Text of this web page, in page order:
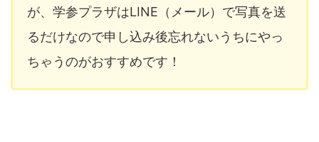
が、学参プラザはLINE（メール）で写真を送
るだけなので申し込み後忘れないうちにやっ
ちゃうのがおすすめです！